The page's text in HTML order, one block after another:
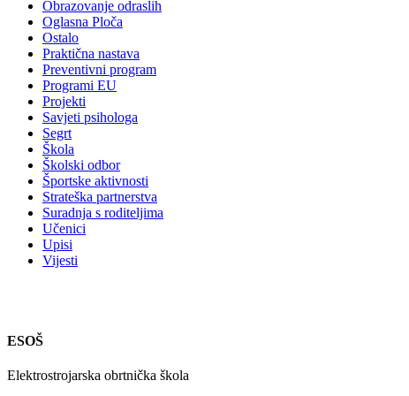
Obrazovanje odraslih
Oglasna Ploča
Ostalo
Praktična nastava
Preventivni program
Programi EU
Projekti
Savjeti psihologa
Segrt
Škola
Školski odbor
Športske aktivnosti
Strateška partnerstva
Suradnja s roditeljima
Učenici
Upisi
Vijesti
ESOŠ
Elektrostrojarska obrtnička škola